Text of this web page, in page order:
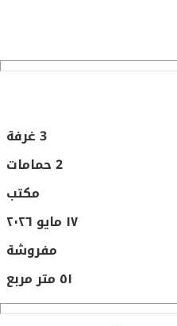
3 غرفة
2 حمامات
مكتب
١٧ مايو ٢٠٢٦
مفروشة
٥١ متر مربع